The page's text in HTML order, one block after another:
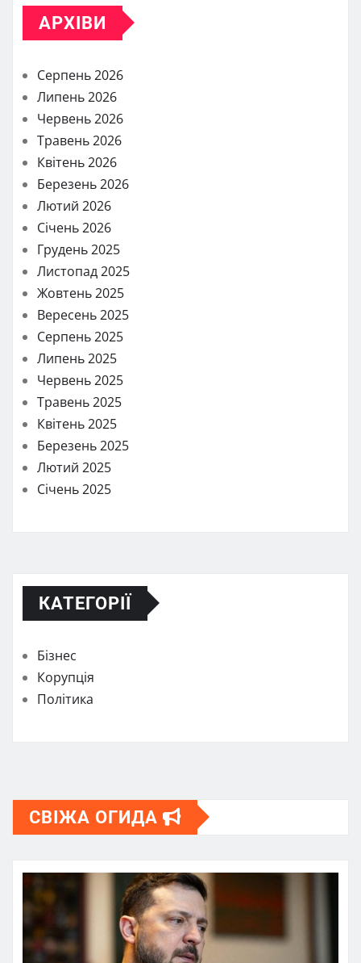
АРХІВИ
Серпень 2026
Липень 2026
Червень 2026
Травень 2026
Квітень 2026
Березень 2026
Лютий 2026
Січень 2026
Грудень 2025
Листопад 2025
Жовтень 2025
Вересень 2025
Серпень 2025
Липень 2025
Червень 2025
Травень 2025
Квітень 2025
Березень 2025
Лютий 2025
Січень 2025
КАТЕГОРІЇ
Бізнес
Корупція
Політика
СВІЖА ОГИДА